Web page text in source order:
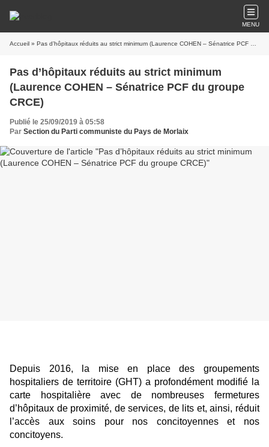
MENU
Accueil » Pas d’hôpitaux réduits au strict minimum (Laurence COHEN – Sénatrice PCF du groupe CRCE)
Pas d’hôpitaux réduits au strict minimum
(Laurence COHEN – Sénatrice PCF du groupe
CRCE)
Publié le 25/09/2019 à 05:58
Par Section du Parti communiste du Pays de Morlaix
Depuis 2016, la mise en place des groupements
hospitaliers de territoire (GHT) a profondément modifié la
carte hospitalière avec de nombreuses fermetures
d’hôpitaux de proximité, de services, de lits et, ainsi, réduit
l’accès aux soins pour nos concitoyennes et nos
concitoyens.